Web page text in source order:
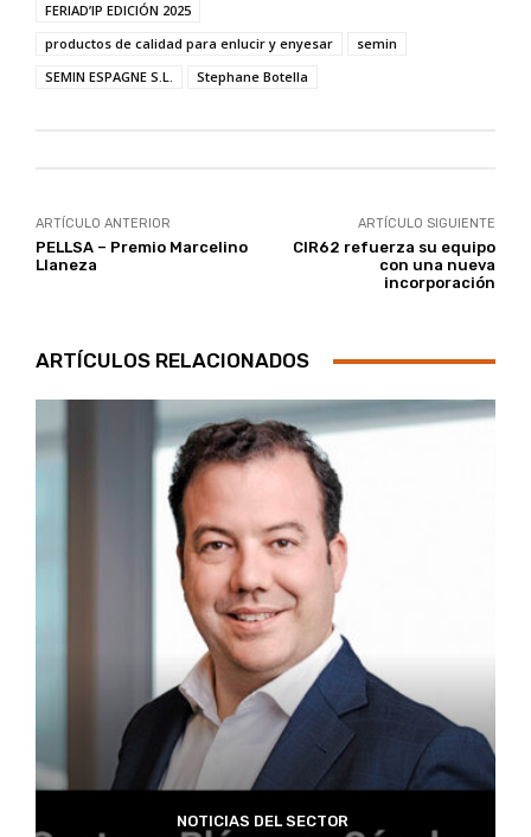
FERIAD’IP EDICIÓN 2025
productos de calidad para enlucir y enyesar
semin
SEMIN ESPAGNE S.L.
Stephane Botella
ARTÍCULO ANTERIOR
PELLSA – Premio Marcelino
Llaneza
ARTÍCULO SIGUIENTE
CIR62 refuerza su equipo
con una nueva
incorporación
ARTÍCULOS RELACIONADOS
NOTICIAS DEL SECTOR